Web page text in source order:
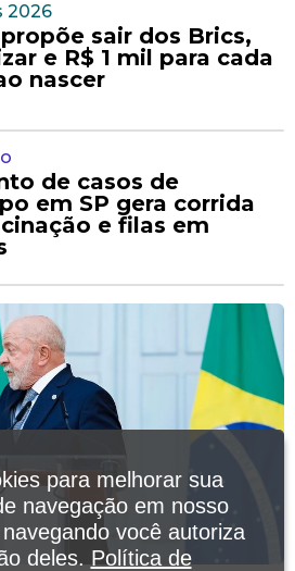
2026
sair dos Brics,
e R$ 1 mil para cada
nascer
de casos de
em SP gera corrida
e filas em
para melhorar sua
navegação em nosso
você autoriza
deles. Política de